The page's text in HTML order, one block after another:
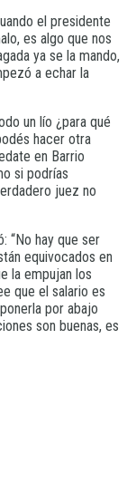
el presidente
es algo que nos
ya se la mando,
a echar la
un lío ¿para qué
hacer otra
en Barrio
si podrías
juez no
“No hay que ser
equivocados en
la empujan los
que el salario es
por abajo
son buenas, es